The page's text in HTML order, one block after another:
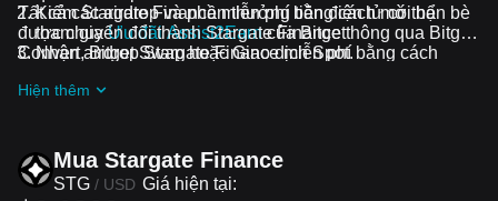
Kiếm Stargate Finance miễn phí bằng cách mời bạn bè
tham giaƯu đãi Assist2Earncủa Bitget
Nhận airdrop Stargate Finance miễn phí bằng cách
Tất cả các airdrop và phần thưởng tiền điện tử có thể
được chuyển đổi thành Stargate Finance thông qua Bitget
Convert, Bitget Swap hoặc Giao dịch Spot.
Hiện thêm
Mua Stargate Finance
STG / USD Giá hiện tại: